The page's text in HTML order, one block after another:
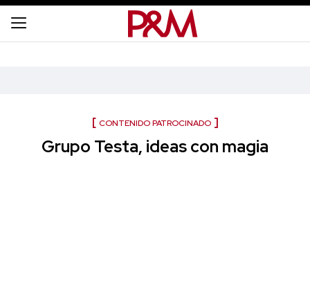
CONTENIDO PATROCINADO
Grupo Testa, ideas con magia